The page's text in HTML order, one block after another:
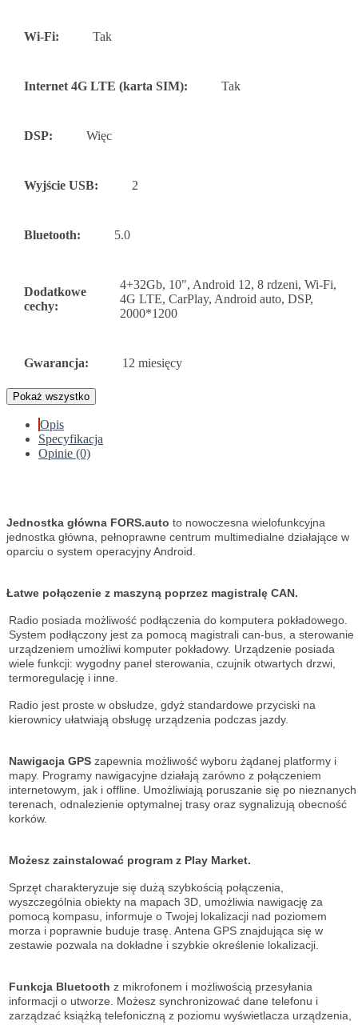
Wi-Fi: Tak
Internet 4G LTE (karta SIM): Tak
DSP: Więc
Wyjście USB: 2
Bluetooth: 5.0
Dodatkowe
cechy:
4+32Gb, 10", Android 12, 8 rdzeni, Wi-Fi,
4G LTE, CarPlay, Android auto, DSP,
2000*1200
Gwarancja: 12 miesięcy
Pokaż wszystko
Opis
Specyfikacja
Opinie (0)
Jednostka główna FORS.auto to nowoczesna wielofunkcyjna
jednostka główna, pełnoprawne centrum multimedialne działające w
oparciu o system operacyjny Android.
Łatwe połączenie z maszyną poprzez magistralę CAN.
Radio posiada możliwość podłączenia do komputera pokładowego.
System podłączony jest za pomocą magistrali can-bus, a sterowanie
urządzeniem umożliwi komputer pokładowy. Urządzenie posiada
wiele funkcji: wygodny panel sterowania, czujnik otwartych drzwi,
termoregulację i inne.
Radio jest proste w obsłudze, gdyż standardowe przyciski na
kierownicy ułatwiają obsługę urządzenia podczas jazdy.
Nawigacja GPS zapewnia możliwość wyboru żądanej platformy i
mapy. Programy nawigacyjne działają zarówno z połączeniem
internetowym, jak i offline. Umożliwiają poruszanie się po nieznanych
terenach, odnalezienie optymalnej trasy oraz sygnalizują obecność
korków.
Możesz zainstalować program z Play Market.
Sprzęt charakteryzuje się dużą szybkością połączenia,
wyszczególnia obiekty na mapach 3D, umożliwia nawigację za
pomocą kompasu, informuje o Twojej lokalizacji nad poziomem
morza i poprawnie buduje trasę. Antena GPS znajdująca się w
zestawie pozwala na dokładne i szybkie określenie lokalizacji.
Funkcja Bluetooth z mikrofonem i możliwością przesyłania
informacji o utworze. Możesz synchronizować dane telefonu i
zarządzać książką telefoniczną z poziomu wyświetlacza urządzenia,